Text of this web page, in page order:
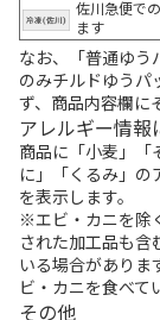
佐川急便で
ます
なお、「普通ゆう
のみチルドゆうパ
ず、商品内容欄に
アレルギー情報
商品に「小麦」「
に」「くるみ」の
を表示します。
※エビ・カニを除
された加工品も含
いる場合がありま
ビ・カニを食べて
その他